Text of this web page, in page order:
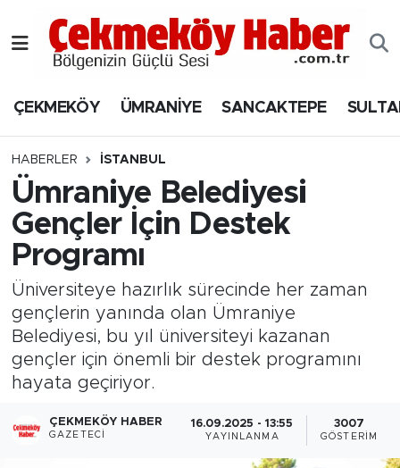
ÇEKMEKÖY ÜMRANİYE SANCAKTEPE
HABERLER İSTANBUL
Ümraniye Belediyesi
Gençler İçin Destek
Programı
Üniversiteye hazırlık sürecinde her zaman
gençlerin yanında olan Ümraniye
Belediyesi, bu yıl üniversiteyi kazanan
gençler için önemli bir destek programını
hayata geçiriyor.
ÇEKMEKÖY HABER
GAZETECI
16.09.2025 - 13:55
YAYINLANMA
3007
GÖSTERIM
Nöbetçi Eczaneler
Hava Durumu
Namaz Vakitleri
Trafik Durumu
Süper Lig Puan Durumu ve Fikstür
Tüm Manşetler
Son Dakika Haberleri
Haber Arşivi